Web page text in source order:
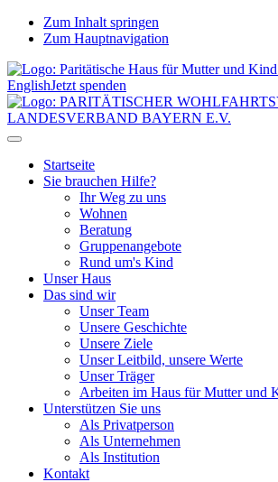
Zum Inhalt springen
Zum Hauptnavigation
EnglishJetzt spenden
Startseite
Sie brauchen Hilfe?
Ihr Weg zu uns
Wohnen
Beratung
Gruppenangebote
Rund um's Kind
Unser Haus
Das sind wir
Unser Team
Unsere Geschichte
Unsere Ziele
Unser Leitbild, unsere Werte
Unser Träger
Arbeiten im Haus für Mutter und
Unterstützen Sie uns
Als Privatperson
Als Unternehmen
Als Institution
Kontakt